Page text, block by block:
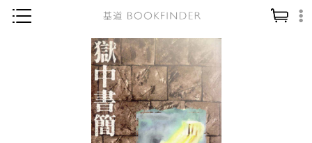
神學／教義
讀經／研經
信仰入門